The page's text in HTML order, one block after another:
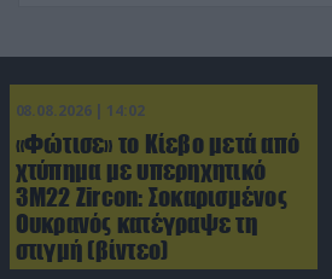
08.08.2026 | 14:02
«Φώτισε» το Κίεβο μετά από
χτύπημα με υπερηχητικό
3M22 Zircon: Σοκαρισμένος
Ουκρανός κατέγραψε τη
στιγμή (βίντεο)